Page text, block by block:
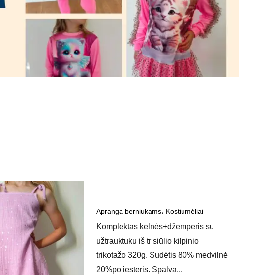
Kaina
range:
€19.00
€21.00
Apranga berniukams, Kostiumėliai
Komplektas kelnės+džemperis su
užtrauktuku iš trisiūlio kilpinio
trikotažo 320g. Sudėtis 80% medvilnė
20%poliesteris. Spalva...
€28.00
through